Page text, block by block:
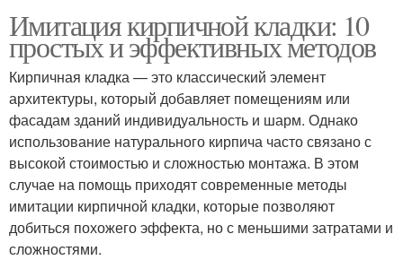
Имитация кирпичной кладки: 10
простых и эффективных методов
Кирпичная кладка — это классический элемент
архитектуры, который добавляет помещениям или
фасадам зданий индивидуальность и шарм. Однако
использование натурального кирпича часто связано с
высокой стоимостью и сложностью монтажа. В этом
случае на помощь приходят современные методы
имитации кирпичной кладки, которые позволяют
добиться похожего эффекта, но с меньшими затратами и
сложностями.